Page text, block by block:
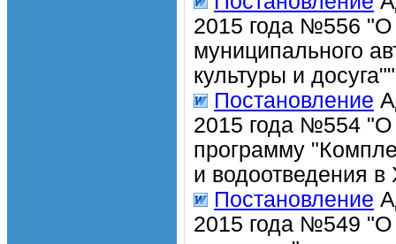
2015 года №556 "О
муниципального
культуры и досуга""
Постановление
2015 года №554 "О
программу
и водоотведения
Постановление
2015 года №549 "О